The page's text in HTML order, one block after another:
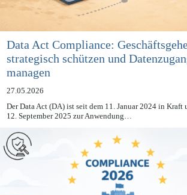
Data Act Compliance:
strategisch schützen und Datenzugang
managen
27.05.2026
Der Data Act (DA) ist seit dem 11. Januar 2024 in Kraft
12. September 2025 zur Anwendung…